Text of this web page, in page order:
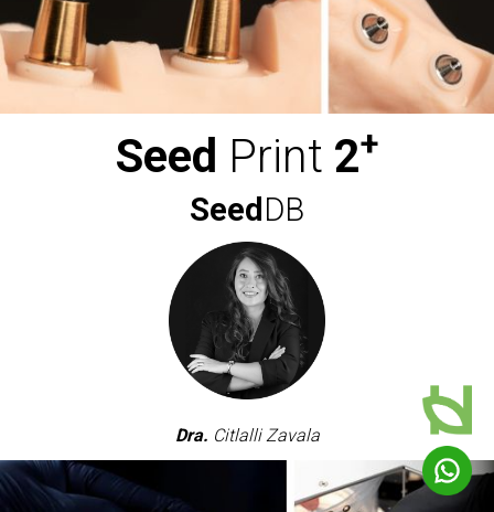
Seed Print 2+
Seed DB
Dra. Citlalli Zavala